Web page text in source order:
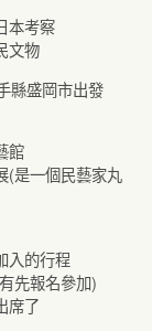
本考察
文物
縣盛岡市出發
館
(是一個民藝家丸
入的行程
先報名參加)
席了